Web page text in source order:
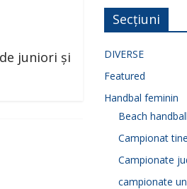
juniori și
Secțiuni
DIVERSE
Featured
Handbal feminin
Beach handball
Campionat
Campionate
campionate